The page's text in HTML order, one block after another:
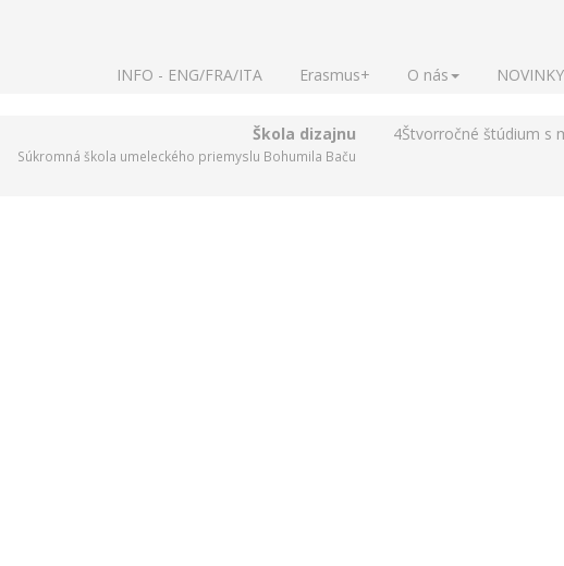
INFO - ENG/FRA/ITA Erasmus+ O nás NOVINKY
Škola dizajnu
Súkromná škola umeleckého priemyslu Bohumila Baču
4Štvorročné štúdium s